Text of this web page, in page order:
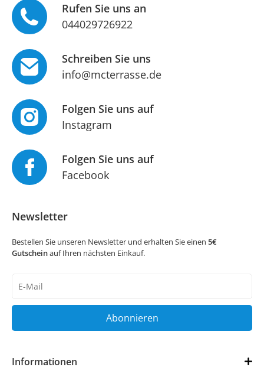
Rufen Sie uns an
044029726922
Schreiben Sie uns
info@mcterrasse.de
Folgen Sie uns auf
Instagram
Folgen Sie uns auf
Facebook
Newsletter
Bestellen Sie unseren Newsletter und erhalten Sie einen 5€
Gutscheinauf Ihren nächsten Einkauf.
Honig
Abonnieren
Informationen